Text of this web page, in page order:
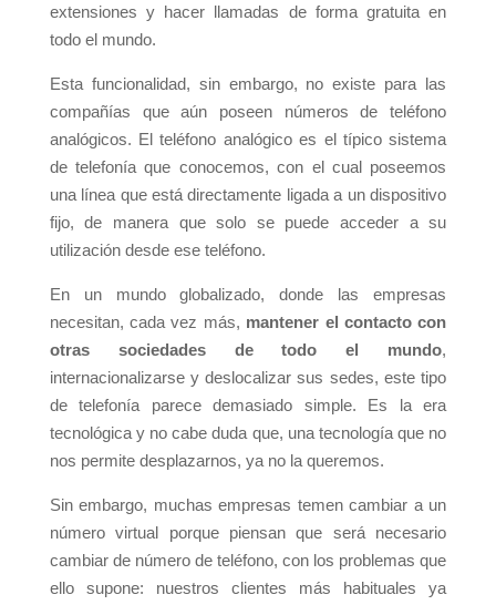
extensiones y hacer llamadas de forma gratuita en
todo el mundo.
Esta funcionalidad, sin embargo, no existe para las
compañías que aún poseen números de teléfono
analógicos. El teléfono analógico es el típico sistema
de telefonía que conocemos, con el cual poseemos
una línea que está directamente ligada a un dispositivo
fijo, de manera que solo se puede acceder a su
utilización desde ese teléfono.
En un mundo globalizado, donde las empresas
necesitan, cada vez más, mantener el contacto con
otras sociedades de todo el mundo,
internacionalizarse y deslocalizar sus sedes, este tipo
de telefonía parece demasiado simple. Es la era
tecnológica y no cabe duda que, una tecnología que no
nos permite desplazarnos, ya no la queremos.
Sin embargo, muchas empresas temen cambiar a un
número virtual porque piensan que será necesario
cambiar de número de teléfono, con los problemas que
ello supone: nuestros clientes más habituales ya